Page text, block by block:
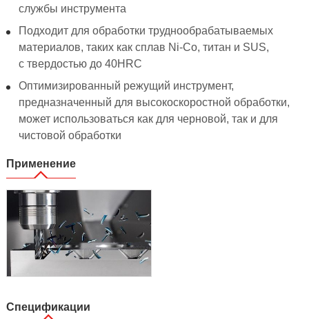
службы инструмента
Подходит для обработки труднообрабатываемых
материалов, таких как сплав Ni-Co, титан и SUS,
с твердостью до 40HRC
Оптимизированный режущий инструмент,
предназначенный для высокоскоростной обработки,
может использоваться как для черновой, так и для
чистовой обработки
Применение
Спецификации